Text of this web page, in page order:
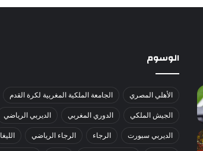
الوسوم
الأهلي المصري الجامعة الملكية المغربية لكرة القدم
الجيش الملكي الدوري المغربي الديربي الرياضي
الديربي سبورت الرجاء الرجاء الرياضي الليغا